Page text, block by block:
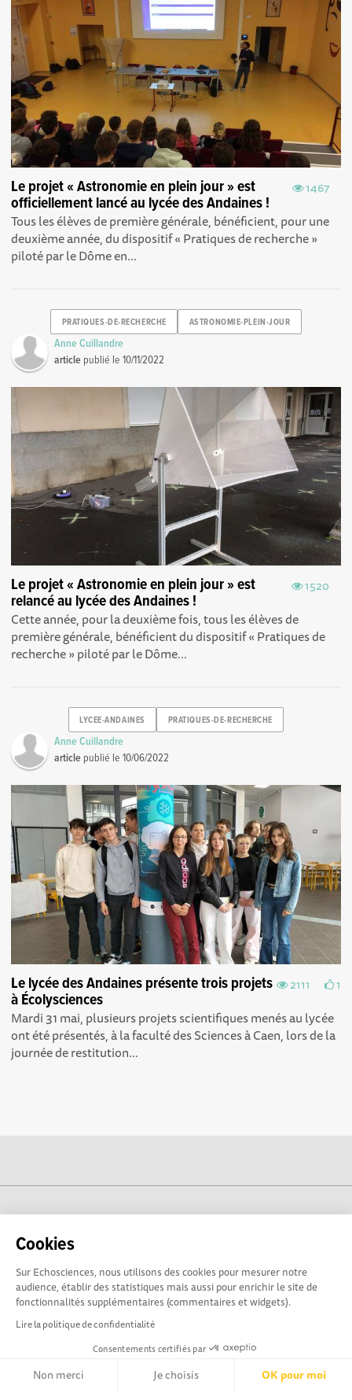
Cookies
Sur Echosciences, nous utilisons des cookies pour mesurer notre
audience, établir des statistiques mais aussi pour enrichir le site de
fonctionnalités supplémentaires (commentaires et widgets).
Lire la politique de confidentialité
Consentements certifiés par
Non merci Je choisis OK pour moi
1467
Le projet « Astronomie en plein jour » est
officiellement lancé au lycée des Andaines !
Tous les élèves de première générale, bénéficient, pour une
deuxième année, du dispositif « Pratiques de recherche »
piloté par le Dôme en...
PRATIQUES-DE-RECHERCHE ASTRONOMIE-PLEIN-JOUR
Anne Cuillandre
article publié le10/11/2022
1520
Le projet « Astronomie en plein jour » est
relancé au lycée des Andaines !
Cette année, pour la deuxième fois, tous les élèves de
première générale, bénéficient du dispositif « Pratiques de
recherche » piloté par le Dôme...
LYCEE-ANDAINES PRATIQUES-DE-RECHERCHE
Anne Cuillandre
article publié le10/06/2022
2111 1
Le lycée des Andaines présente trois projets
à Écolysciences
Mardi 31 mai, plusieurs projets scientifiques menés au lycée
ont été présentés, à la faculté des Sciences à Caen, lors de la
journée de restitution...
cogito-normandie.fr est propulsé par
cogito-normandie.fr est le portail des cultures scientifique et